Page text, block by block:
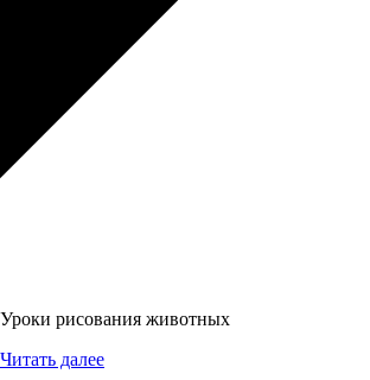
Уроки рисования животных
Читать далее